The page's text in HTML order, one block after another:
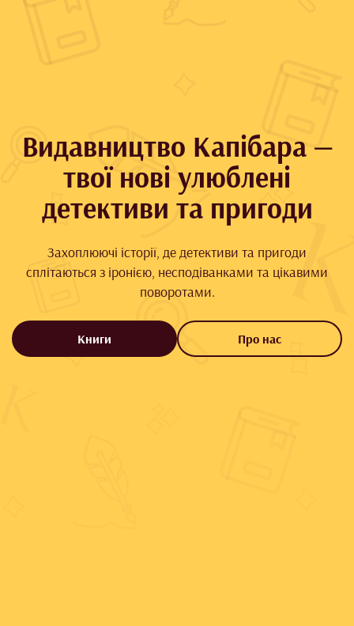
Видавництво Капібара —
твої нові улюблені
детективи та пригоди
Захоплюючі історії, де детективи та пригоди
сплітаються з іронією, несподіванками та цікавими
поворотами.
Книги Про нас